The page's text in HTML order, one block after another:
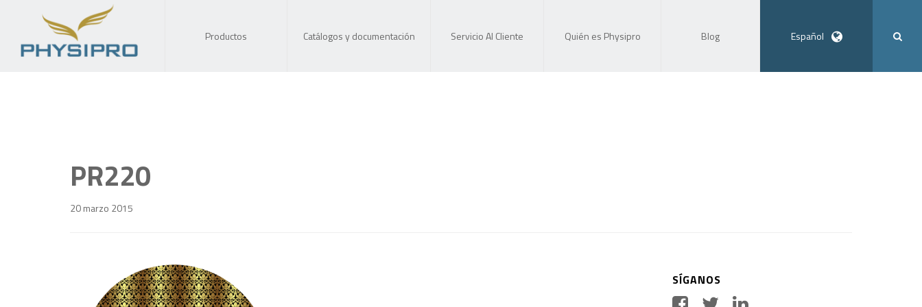
Productos Catálogos y documentación Servicio Al Cliente Quién es Physipro Blog Español
PR220
20 marzo 2015
SÍGANOS